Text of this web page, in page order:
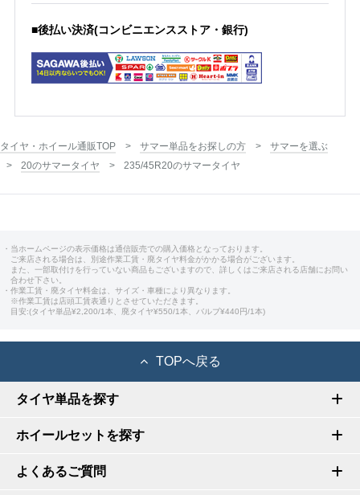
■後払い決済(コンビニエンスストア・銀行)
タイヤ・ホイール通販TOP サマー単品をお探しの方
サマーを選ぶ
20のサマータイヤ
235/45R20のサマータイヤ
・当ホームページの表示価格は通信販売での購入価格となっております。
ご来店される場合は、別途作業工賃・廃タイヤ料金がかかる場合がございます。
また、一部取付けを行っていない商品もございますので、詳しくはご来店される店舗にお問い
合わせ下さい。
・作業工賃・廃タイヤ料金は、サイズ・車種により異なります。
※作業工賃は店頭工賃表通りとさせていただきます。
目安:(タイヤ単品¥2,200/1本、廃タイヤ¥550/1本、バルブ¥440円/1本)
TOPへ戻る
タイヤ単品を探す
ホイールセットを探す
よくあるご質問